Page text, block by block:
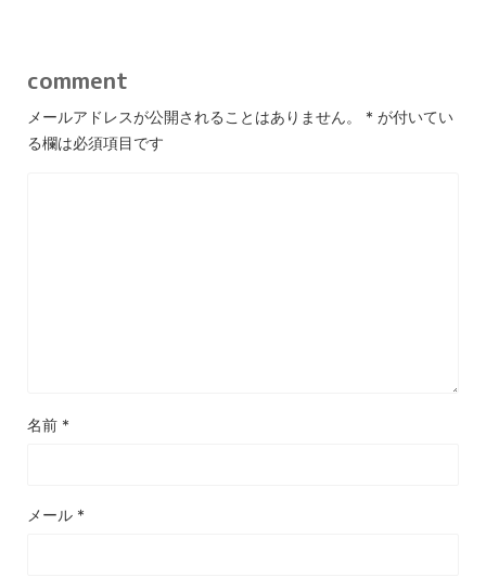
comment
メールアドレスが公開されることはありません。 * が付いてい
る欄は必須項目です
名前 *
メール *